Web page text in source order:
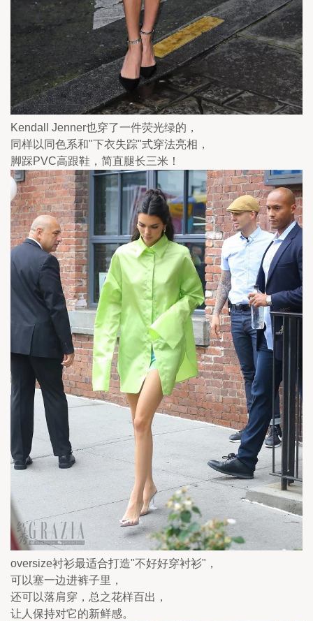
Kendall Jenner也穿了一件荧光绿的，
同样以同色系和"下衣失踪"式穿法亮相，
脚踩PVC高跟鞋，简直腿长三米！
oversize衬衫最适合打造"不好好穿衬衫"，
可以塞一边进裤子里，
还可以落肩穿，总之花样百出，
让人保持对它的新鲜感。